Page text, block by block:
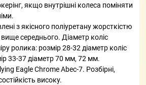
якщо внутрішні колеса поміняти
з якісного поліуретану жорсткістю
середнього. Діаметр коліс
ролика: розмір 28-32 діаметр коліс
33-37 діаметр 70 мм, 72 мм.
Eagle Chrome Abec-7. Розбірні,
високу.